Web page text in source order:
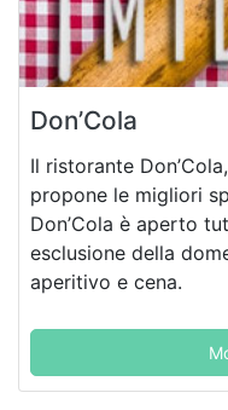
Don’Cola
Il ristorante
propone le migliori
Don’Cola è aperto
esclusione della
aperitivo e cena.